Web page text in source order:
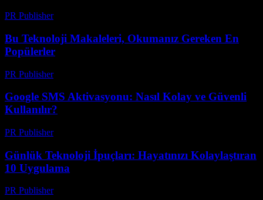
PR Publisher-
Bu Teknoloji Makaleleri, Okumanız Gereken En
Popülerler
PR Publisher-
Google SMS Aktivasyonu: Nasıl Kolay ve Güvenli
Kullanılır?
PR Publisher-
Günlük Teknoloji İpuçları: Hayatınızı Kolaylaştıran
10 Uygulama
PR Publisher-